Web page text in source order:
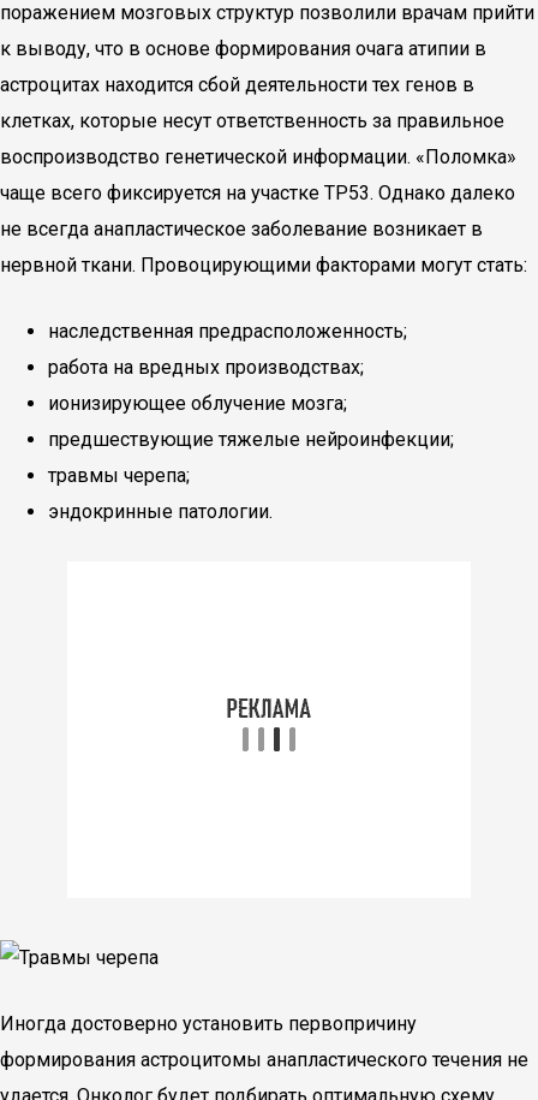
поражением мозговых структур позволили врачам прийти
к выводу, что в основе формирования очага атипии в
астроцитах находится сбой деятельности тех генов в
клетках, которые несут ответственность за правильное
воспроизводство генетической информации. «Поломка»
чаще всего фиксируется на участке ТР53. Однако далеко
не всегда анапластическое заболевание возникает в
нервной ткани. Провоцирующими факторами могут стать:
наследственная предрасположенность;
работа на вредных производствах;
ионизирующее облучение мозга;
предшествующие тяжелые нейроинфекции;
травмы черепа;
эндокринные патологии.
Иногда достоверно установить первопричину
формирования астроцитомы анапластического течения не